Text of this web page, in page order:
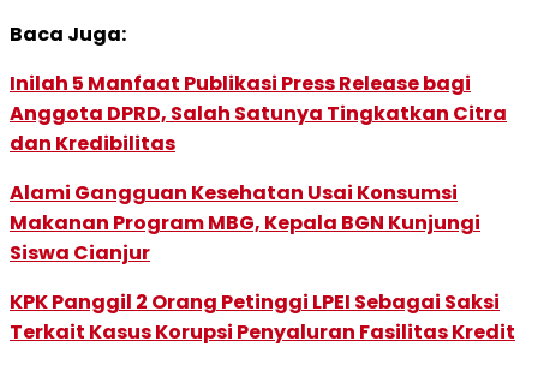
Baca Juga:
Inilah 5 Manfaat Publikasi Press Release bagi
Anggota DPRD, Salah Satunya Tingkatkan Citra
dan Kredibilitas
Alami Gangguan Kesehatan Usai Konsumsi
Makanan Program MBG, Kepala BGN Kunjungi
Siswa Cianjur
KPK Panggil 2 Orang Petinggi LPEI Sebagai Saksi
Terkait Kasus Korupsi Penyaluran Fasilitas Kredit